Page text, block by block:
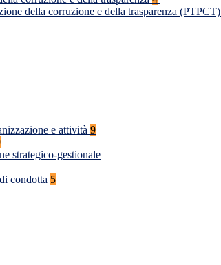
della corruzione e della trasparenza (PTPCT)
e attività 9
strategico-gestionale
condotta 5